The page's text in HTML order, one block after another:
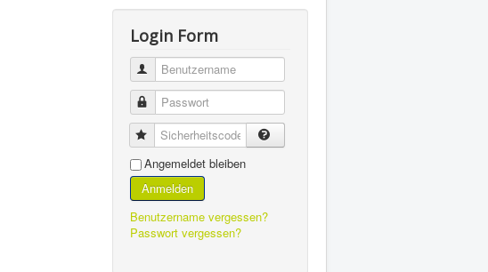
Login Form
Benutzername
Passwort
Sicherheitscode
Angemeldet bleiben
Anmelden
Benutzername vergessen?
Passwort vergessen?